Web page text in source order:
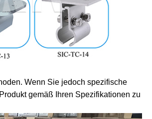
Wenn Sie jedoch spezifische
gemäß Ihren Spezifikationen zu